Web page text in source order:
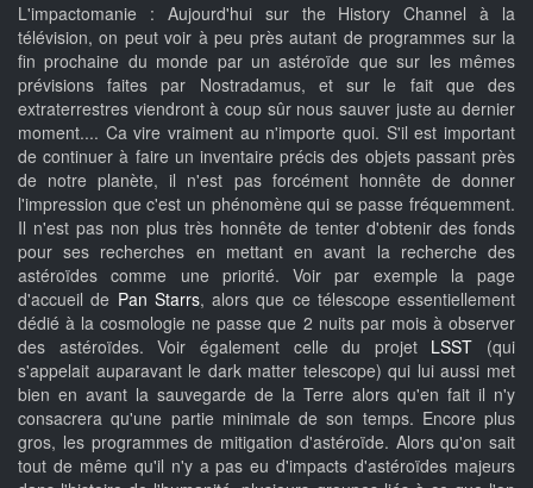
L'impactomanie : Aujourd'hui sur the History Channel à la
télévision, on peut voir à peu près autant de programmes sur la
fin prochaine du monde par un astéroïde que sur les mêmes
prévisions faites par Nostradamus, et sur le fait que des
extraterrestres viendront à coup sûr nous sauver juste au dernier
moment.... Ca vire vraiment au n'importe quoi. S'il est important
de continuer à faire un inventaire précis des objets passant près
de notre planète, il n'est pas forcément honnête de donner
l'impression que c'est un phénomène qui se passe fréquemment.
Il n'est pas non plus très honnête de tenter d'obtenir des fonds
pour ses recherches en mettant en avant la recherche des
astéroïdes comme une priorité. Voir par exemple la page
d'accueil de Pan Starrs, alors que ce télescope essentiellement
dédié à la cosmologie ne passe que 2 nuits par mois à observer
des astéroïdes. Voir également celle du projet LSST (qui
s'appelait auparavant le dark matter telescope) qui lui aussi met
bien en avant la sauvegarde de la Terre alors qu'en fait il n'y
consacrera qu'une partie minimale de son temps. Encore plus
gros, les programmes de mitigation d'astéroïde. Alors qu'on sait
tout de même qu'il n'y a pas eu d'impacts d'astéroïdes majeurs